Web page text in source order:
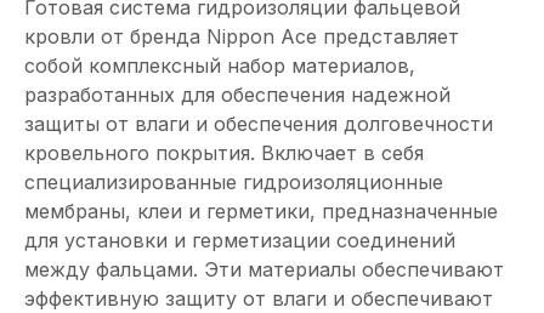
Готовая система гидроизоляции фальцевой
кровли от бренда Nippon Ace представляет
собой комплексный набор материалов,
разработанных для обеспечения надежной
защиты от влаги и обеспечения долговечности
кровельного покрытия. Включает в себя
специализированные гидроизоляционные
мембраны, клеи и герметики, предназначенные
для установки и герметизации соединений
между фальцами. Эти материалы обеспечивают
эффективную защиту от влаги и обеспечивают